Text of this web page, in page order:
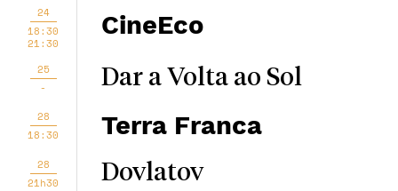
24
18:30
21:30
CineEco
25
-
Dar a Volta ao Sol
28
18:30
Terra Franca
28
21h30
Dovlatov